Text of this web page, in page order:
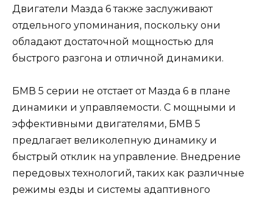
Двигатели Мазда 6 также заслуживают
отдельного упоминания, поскольку они
обладают достаточной мощностью для
быстрого разгона и отличной динамики.
БМВ 5 серии не отстает от Мазда 6 в плане
динамики и управляемости. С мощными и
эффективными двигателями, БМВ 5
предлагает великолепную динамику и
быстрый отклик на управление. Внедрение
передовых технологий, таких как различные
режимы езды и системы адаптивного